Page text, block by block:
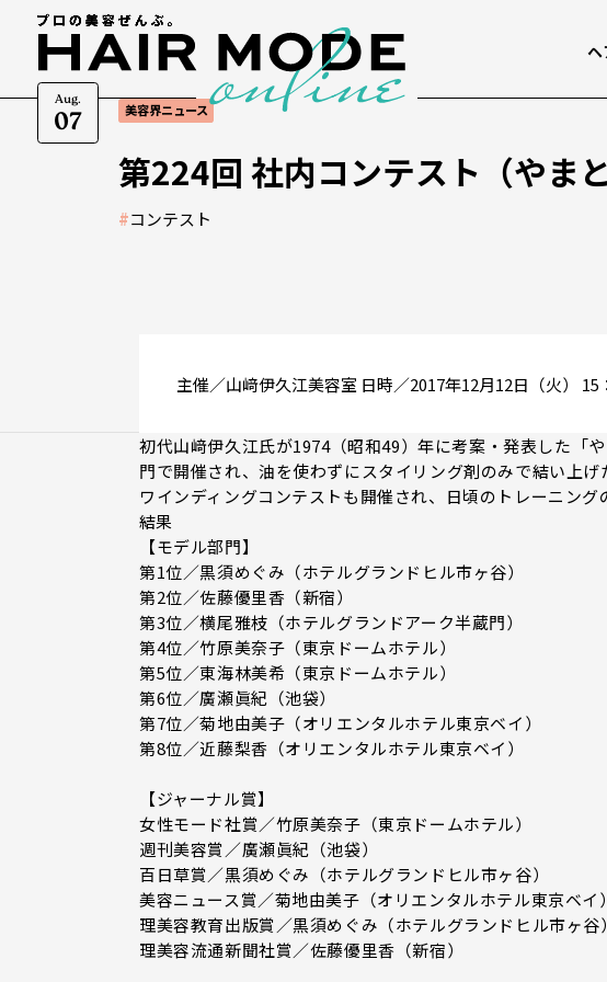
Aug.
07
ヘ
美容界ニュース
第224回 社内コンテスト（やまと
#コンテスト
主催／山﨑伊久江美容室 日時／2017年12月12日（火） 15
初代山﨑伊久江氏が1974（昭和49）年に考案・発表した「
門で開催され、油を使わずにスタイリング剤のみで結い上
ワインディングコンテストも開催され、日頃のトレーニング
結果
【モデル部門】
第1位／黒須めぐみ（ホテルグランドヒル市ヶ谷）
第2位／佐藤優里香（新宿）
第3位／横尾雅枝（ホテルグランドアーク半蔵門）
第4位／竹原美奈子（東京ドームホテル）
第5位／東海林美希（東京ドームホテル）
第6位／廣瀬眞紀（池袋）
第7位／菊地由美子（オリエンタルホテル東京ベイ）
第8位／近藤梨香（オリエンタルホテル東京ベイ）
【ジャーナル賞】
女性モード社賞／竹原美奈子（東京ドームホテル）
週刊美容賞／廣瀬眞紀（池袋）
百日草賞／黒須めぐみ（ホテルグランドヒル市ヶ谷）
美容ニュース賞／菊地由美子（オリエンタルホテル東京ベイ）
理美容教育出版賞／黒須めぐみ（ホテルグランドヒル市ヶ谷）
理美容流通新聞社賞／佐藤優里香（新宿）